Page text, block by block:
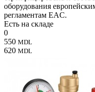
оборудования
регламентам EAC.
Есть на складе
0
550 MDL
620 MDL